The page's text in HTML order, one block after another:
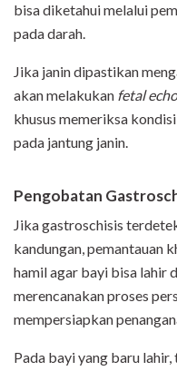
bisa diketahui melalui
pada darah.
Jika janin dipastikan
akan melakukan fetal
khusus memeriksa
pada jantung janin.
Pengobatan
Jika gastroschisis
kandungan, pemantauan
hamil agar bayi bisa lahir
merencanakan proses
mempersiapkan
Pada bayi yang baru